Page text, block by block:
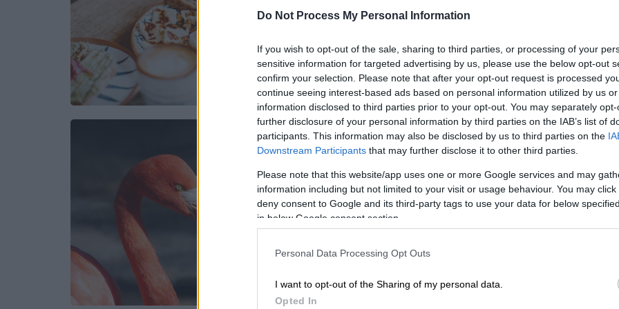
Do Not Process My Personal Information
If you wish to opt-out of the sale, sharing to third parties, or processing of your
sensitive information for targeted advertising by us, please use the below opt-out
confirm your selection. Please note that after your opt-out request is processed
continue seeing interest-based ads based on personal information utilized by us
information disclosed to third parties prior to your opt-out. You may separately
further disclosure of your personal information by third parties on the IAB’s list of
participants. This information may also be disclosed by us to third parties on the
Downstream Participants that may further disclose it to other third parties.
Please note that this website/app uses one or more Google services and may
information including but not limited to your visit or usage behaviour. You may
deny consent to Google and its third-party tags to use your data for below
in below Google consent section.
Personal Data Processing Opt Outs
I want to opt-out of the Sharing of my personal data.
Opted In
να το κάνετε σπίτι σας!
Το άψογο βράσιμο ενός αυγού συχνά
αποτελεί πρόκληση
Viral|05.10.2024 05:00
Αρσενικά φλαμίνγκο κλώσησαν
αυγό και έγιναν γονείς!
Σε έναν ζωολογικό κήπο της
Καλιφόρνιας, δύο αρσενικά φλαμίνγκο
υιοθέτησαν και κλώσησαν ένα αυγό